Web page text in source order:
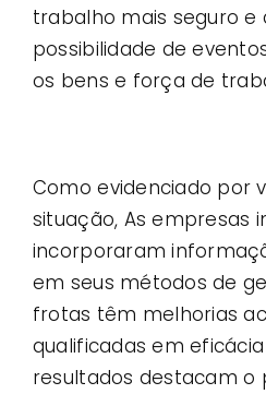
trabalho mais seguro e
possibilidade de
os bens e força de
Como evidenciado por
situação, As empresas
incorporaram
em seus métodos de
frotas têm melhorias
qualificadas em
resultados destacam o